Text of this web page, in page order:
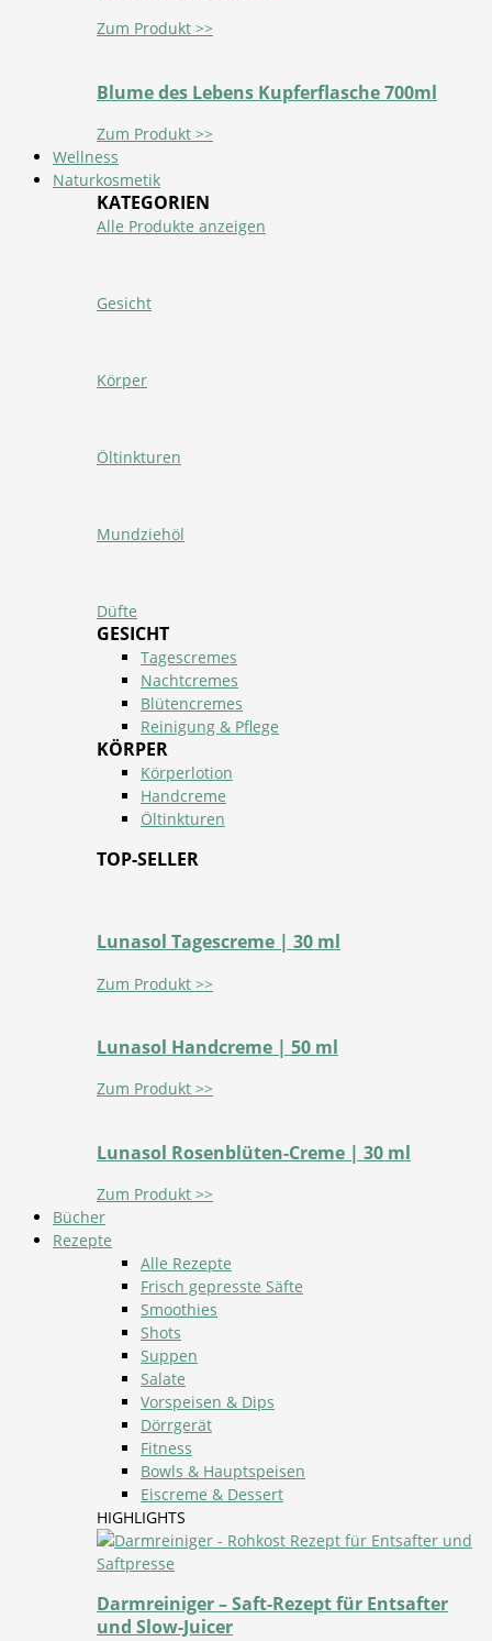
Zum Produkt >>
Blume des Lebens Kupferflasche 700ml
Zum Produkt >>
Wellness
Naturkosmetik
KATEGORIEN
Alle Produkte anzeigen
Gesicht
Körper
Öltinkturen
Mundziehöl
Düfte
GESICHT
Tagescremes
Nachtcremes
Blütencremes
Reinigung & Pflege
KÖRPER
Körperlotion
Handcreme
Öltinkturen
TOP-SELLER
Lunasol Tagescreme | 30 ml
Zum Produkt >>
Lunasol Handcreme | 50 ml
Zum Produkt >>
Lunasol Rosenblüten-Creme | 30 ml
Zum Produkt >>
Bücher
Rezepte
Alle Rezepte
Frisch gepresste Säfte
Smoothies
Shots
Suppen
Salate
Vorspeisen & Dips
Dörrgerät
Fitness
Bowls & Hauptspeisen
Eiscreme & Dessert
HIGHLIGHTS
Darmreiniger – Saft-Rezept für Entsafter
und Slow-Juicer